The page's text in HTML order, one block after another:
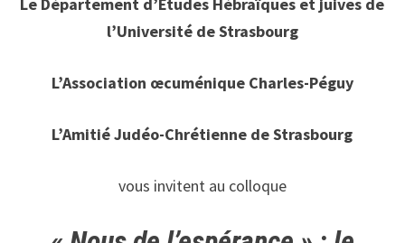
l’Université de Strasbourg
L’Association œcuménique Charles-Péguy
L’Amitié Judéo-Chrétienne de Strasbourg
vous invitent au colloque